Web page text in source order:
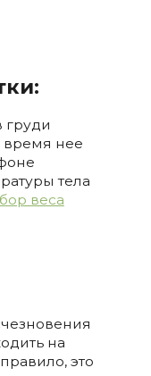
время нее
тела
веса
на
это